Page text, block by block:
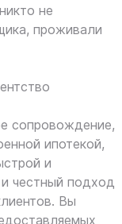
не
проживали
сопровождение,
ипотекой,
и
честный подход
Вы